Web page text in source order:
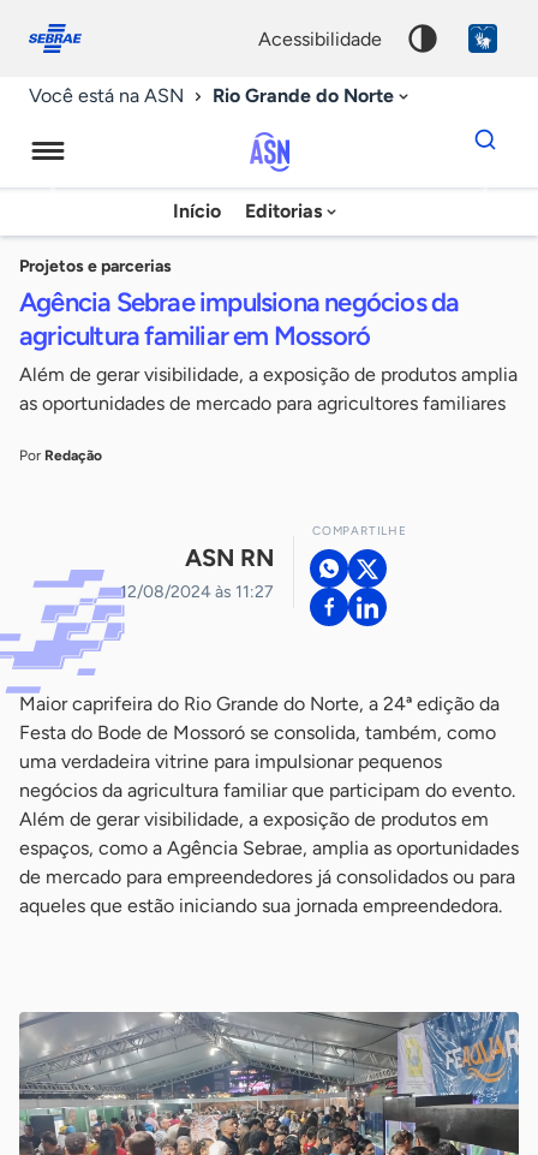
conosco
acessibilidade
Você está na ASN Rio Grande do Norte
Agência
Sebrae
Notícias
Início Editorias
Dados
para
chave
Projetos e parcerias
Agência Sebrae impulsiona negócios da
agricultura familiar em Mossoró
Além de gerar visibilidade, a exposição de produtos amplia
as oportunidades de mercado para agricultores familiares
Por Redação
ASN RN
12/08/2024 às 11:27
COMPARTILHE
Maior caprifeira do Rio Grande do Norte, a 24ª edição da
Festa do Bode de Mossoró se consolida, também, como
uma verdadeira vitrine para impulsionar pequenos
negócios da agricultura familiar que participam do evento.
Além de gerar visibilidade, a exposição de produtos em
espaços, como a Agência Sebrae, amplia as oportunidades
de mercado para empreendedores já consolidados ou para
aqueles que estão iniciando sua jornada empreendedora.